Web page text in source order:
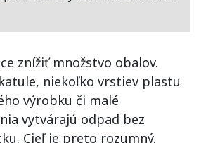
znížiť množstvo obalov.
niekoľko vrstiev plastu
výrobku či malé
vytvárajú odpad bez
Cieľ je preto rozumný.